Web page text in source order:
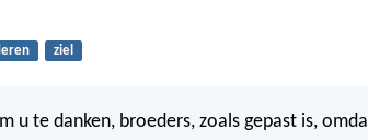
ziel
u te danken, broeders, zoals gepast is,